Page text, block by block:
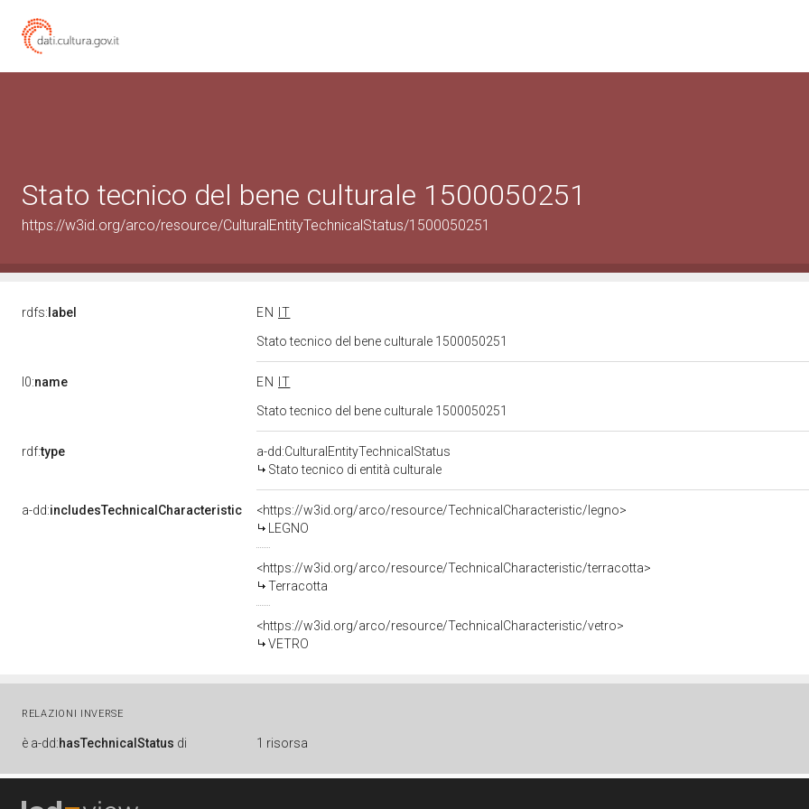
Stato tecnico del bene culturale 1500050251
https://w3id.org/arco/resource/CulturalEntityTechnicalStatus/1500050251
rdfs: label EN
IT
Stato tecnico del bene culturale 1500050251
l0:name EN
IT
Stato tecnico del bene culturale 1500050251
rdf:type
a-dd:CulturalEntityTechnicalStatus
Stato tecnico di entità culturale
a-dd:includesTechnicalCharacteristic
<https://w3id.org/arco/resource/TechnicalCharacteristic/legno>
LEGNO
<https://w3id.org/arco/resource/TechnicalCharacteristic/terracotta>
Terracotta
<https://w3id.org/arco/resource/TechnicalCharacteristic/vetro>
VETRO
RELAZIONI INVERSE
è a-dd:hasTechnicalStatus di 1 risorsa